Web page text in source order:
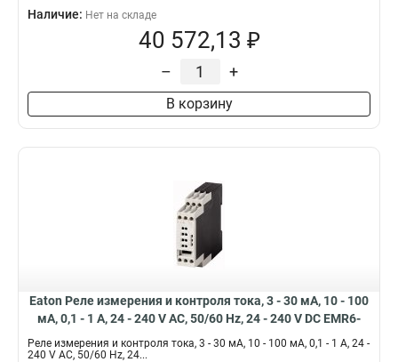
Наличие: Нет на складе
40 572,13 ₽
– +
В корзину
Eaton Реле измерения и контроля тока, 3 - 30 мА, 10 - 100
мА, 0,1 - 1 A, 24 - 240 V AC, 50/60 Hz, 24 - 240 V DC EMR6-
IM1-A-1
Реле измерения и контроля тока, 3 - 30 мА, 10 - 100 мА, 0,1 - 1 A, 24 -
240 V AC, 50/60 Hz, 24...